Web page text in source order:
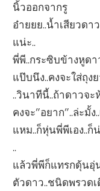
นิ้วออกจากรู
อ๋ายยย..น้ำเสียวดา
แน่ะ..
พี่พี..กระซิบข้างหูดา
แป๊บนึง..คงจะใส่ถุง
..วินาทีนี้..ถ้าดาวจ
คงจะ”อยาก”..ล่ะมั้ง
แหม..ก็หุ่นพี่พีเอง..
..
แล้วพี่พีก็แทรกดุ้นอุ่
ตัวดาว..ชนิดพรวด